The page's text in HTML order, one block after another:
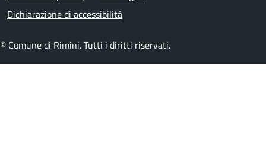
Dichiarazione di accessibilità
© Comune di Rimini. Tutti i diritti riservati.